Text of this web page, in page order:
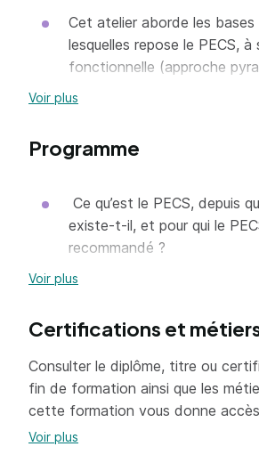
Cet atelier aborde les bases
lesquelles repose le PECS, à
fonctionnelle (approche
chacune des 6 phases du
stagiaire est à même d’enseigner le
enfant ou un adulte présentant un
communication orale.
Voir plus
Programme
Ce qu’est le PECS, depuis
existe-t-il, et pour qui le
recommandé ?
Le lien entre le PECS et la
Les composantes de l’ABA
Le lien entre chacune de
et la mise en place du PECS.
Comment le PECS a été
Voir plus
Certifications et
Consulter le diplôme, titre ou
fin de formation ainsi que les
cette formation vous donne
Voir plus